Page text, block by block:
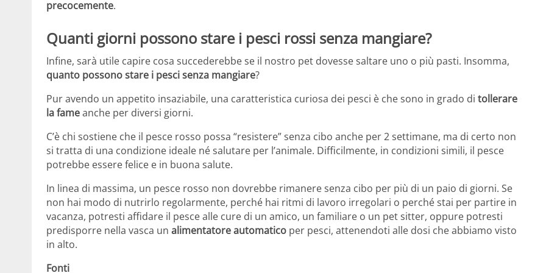
precocemente.
Quanti giorni possono stare i pesci rossi senza mangiare?
Infine, sarà utile capire cosa succederebbe se il nostro pet dovesse saltare uno o più pasti. Insomma,
quanto possono stare i pesci senza mangiare?
Pur avendo un appetito insaziabile, una caratteristica curiosa dei pesci è che sono in grado di tollerare
la fameanche per diversi giorni.
C’è chi sostiene che il pesce rosso possa “resistere” senza cibo anche per 2 settimane, ma di certo non
si tratta di una condizione ideale né salutare per l’animale. Difficilmente, in condizioni simili, il pesce
potrebbe essere felice e in buona salute.
In linea di massima, un pesce rosso non dovrebbe rimanere senza cibo per più di un paio di giorni. Se
non hai modo di nutrirlo regolarmente, perché hai ritmi di lavoro irregolari o perché stai per partire in
vacanza, potresti affidare il pesce alle cure di un amico, un familiare o un pet sitter, oppure potresti
predisporre nella vasca un alimentatore automatico per pesci, attenendoti alle dosi che abbiamo visto
in alto.
Fonti